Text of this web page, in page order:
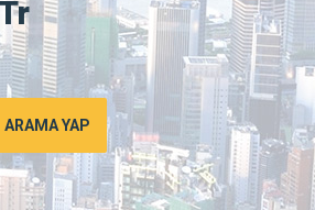
ARAMA YAP